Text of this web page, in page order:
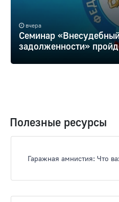
вчера
Семинар
задолженности»
Полезные ресурсы
Гаражная амнистия: Что